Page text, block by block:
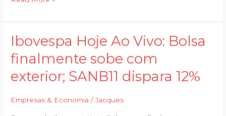
Ibovespa Hoje Ao Vivo: Bolsa
finalmente sobe com
exterior; SANB11 dispara 12%
Empresas & Economia /Jacques
Ibovespa
Ao
Vivo:
finalmente
sobe